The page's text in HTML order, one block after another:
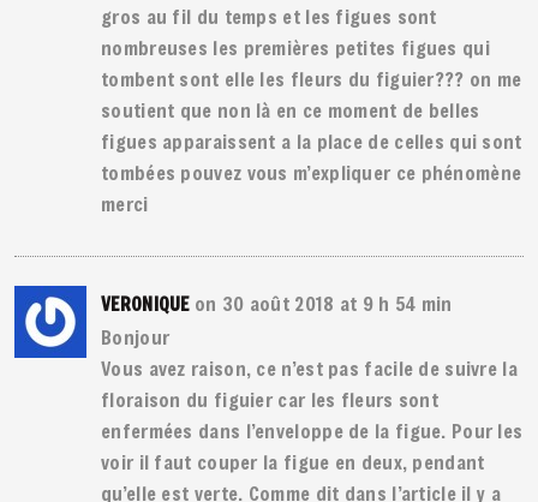
gros au fil du temps et les figues sont
nombreuses les premières petites figues qui
tombent sont elle les fleurs du figuier??? on me
soutient que non là en ce moment de belles
figues apparaissent a la place de celles qui sont
tombées pouvez vous m’expliquer ce phénomène
merci
VERONIQUE on 30 août 2018 at 9 h 54 min
Bonjour
Vous avez raison, ce n’est pas facile de suivre la
floraison du figuier car les fleurs sont
enfermées dans l’enveloppe de la figue. Pour les
voir il faut couper la figue en deux, pendant
qu’elle est verte. Comme dit dans l’article il y a